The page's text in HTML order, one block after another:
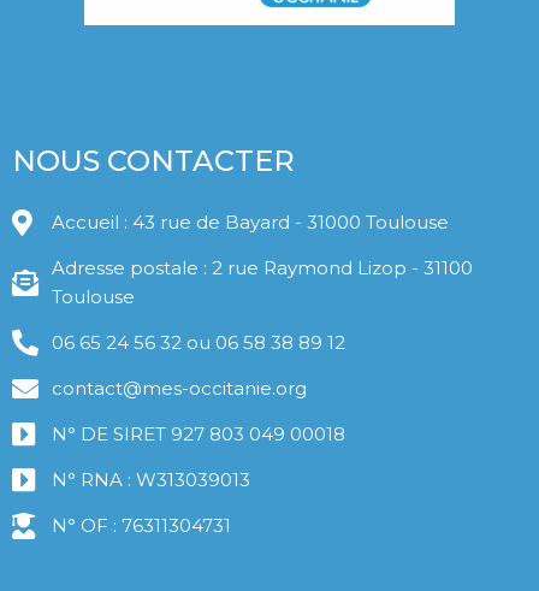
NOUS CONTACTER
Accueil : 43 rue de Bayard - 31000 Toulouse
Adresse postale : 2 rue Raymond Lizop - 31100
Toulouse
06 65 24 56 32 ou 06 58 38 89 12
contact@mes-occitanie.org
N° DE SIRET 927 803 049 00018
N° RNA : W313039013
N° OF : 76311304731